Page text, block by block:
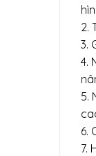
2.
3.
4.
5.
6.
7.